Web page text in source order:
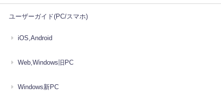
ユーザーガイド(PC/スマホ)
iOS,Android
Web,Windows旧PC
Windows新PC